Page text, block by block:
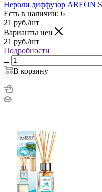
Нероли диффузор AREON
Есть в наличии: 6
21 руб./шт
Варианты цен
21 руб./шт
Подробности
В корзину